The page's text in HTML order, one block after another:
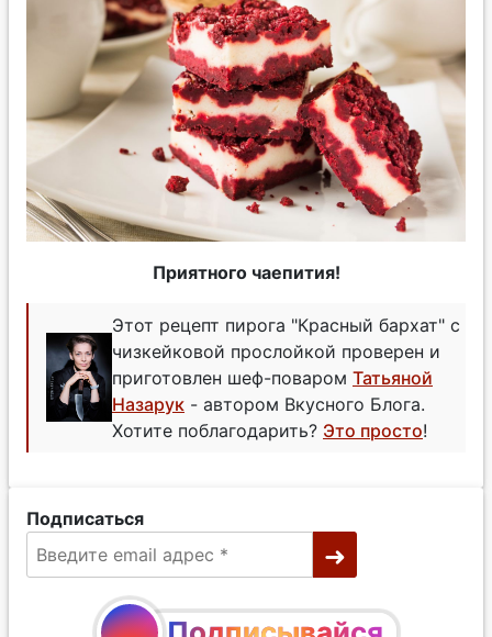
Приятного чаепития!
Этот рецепт пирога "Красный бархат" с
чизкейковой прослойкой проверен и
приготовлен шеф-поваром Татьяной
Назарук - автором Вкусного Блога.
Хотите поблагодарить? Это просто!
Подписаться